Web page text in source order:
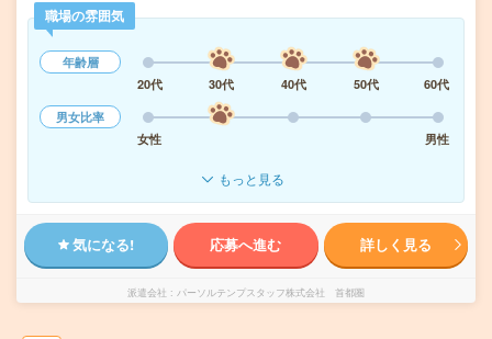
職場の雰囲気
年齢層
20代
30代 40代 50代
60代
男女比率
女性
男性
もっと見る
気になる! 応募へ進む 詳しく見る
派遣会社 パーソルテンプスタッフ株式会社 首都圏